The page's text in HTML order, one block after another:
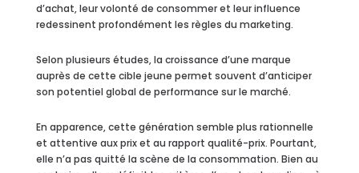
d’achat, leur volonté de consommer et leur influence
redessinent profondément les règles du marketing.
Selon plusieurs études, la croissance d’une marque
auprès de cette cible jeune permet souvent d’anticiper
son potentiel global de performance sur le marché.
En apparence, cette génération semble plus rationnelle
et attentive aux prix et au rapport qualité-prix. Pourtant,
elle n’a pas quitté la scène de la consommation. Bien au